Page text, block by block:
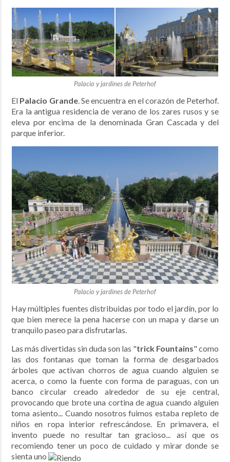
Palacio y jardines de Peterhof
El Palacio Grande. Se encuentra en el corazón de Peterhof.
Era la antigua residencia de verano de los zares rusos y se
eleva por encima de la denominada Gran Cascada y del
parque inferior.
Palacio y jardines de Peterhof
Hay múltiples fuentes distribuidas por todo el jardín, por lo
que bien merece la pena hacerse con un mapa y darse un
tranquilo paseo para disfrutarlas.
Las más divertidas sin duda son las "trick Fountains" como
las dos fontanas que toman la forma de desgarbados
árboles que activan chorros de agua cuando alguien se
acerca, o como la fuente con forma de paraguas, con un
banco circular creado alrededor de su eje central,
provocando que brote una cortina de agua cuando alguien
toma asiento... Cuando nosotros fuimos estaba repleto de
niños en ropa interior refrescándose. En primavera, el
invento puede no resultar tan gracioso... así que os
recomiendo tener un poco de cuidado y mirar donde se
sienta uno